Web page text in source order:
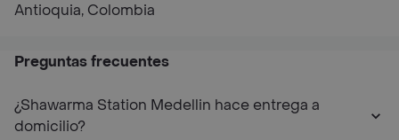
Antioquia, Colombia
Preguntas frecuentes
¿Shawarma Station Medellin hace entrega a
domicilio?